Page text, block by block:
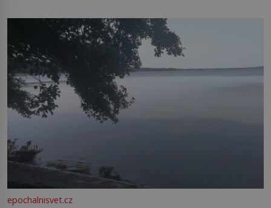
Boskovice na okraji Drahanské vrchoviny vznikla někdy
ve13. století, a už v roce 1313 kronikáři zaznamenali
epochalnisvet.cz